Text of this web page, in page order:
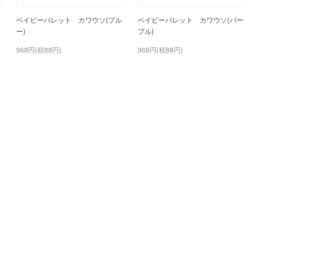
ベイビーパレット カワウソ(ブル
ー)
968円(税88円)
ベイビーパレット カワウソ(パー
プル)
968円(税88円)